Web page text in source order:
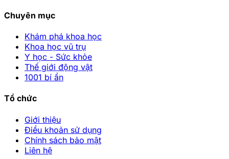
Chuyên mục
Khám phá khoa học
Khoa học vũ trụ
Y học - Sức khỏe
Thế giới động vật
1001 bí ẩn
Tổ chức
Giới thiệu
Điều khoản sử dụng
Chính sách bảo mật
Liên hệ